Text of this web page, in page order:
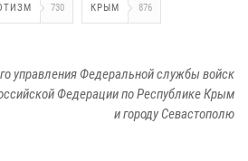
730 КРЫМ 876
управления Федеральной службы войск
Федерации по Республике Крым
и городу Севастополю